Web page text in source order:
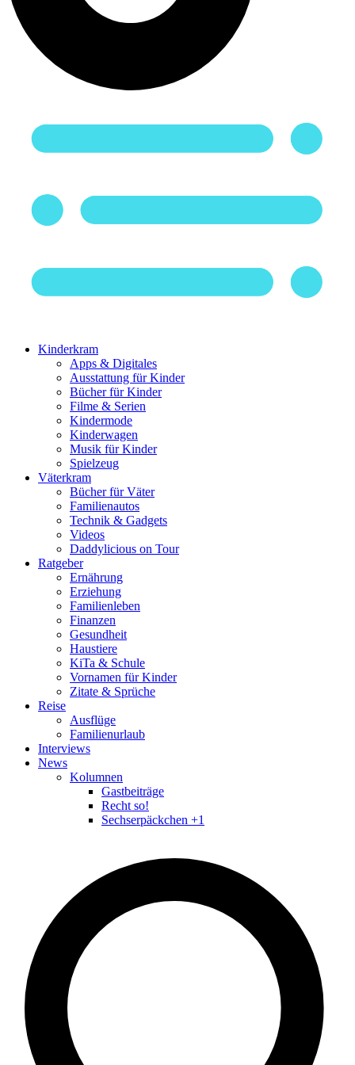
Kinderkram
Apps & Digitales
Ausstattung für Kinder
Bücher für Kinder
Filme & Serien
Kindermode
Kinderwagen
Musik für Kinder
Spielzeug
Väterkram
Bücher für Väter
Familienautos
Technik & Gadgets
Videos
Daddylicious on Tour
Ratgeber
Ernährung
Erziehung
Familienleben
Finanzen
Gesundheit
Haustiere
KiTa & Schule
Vornamen für Kinder
Zitate & Sprüche
Reise
Ausflüge
Familienurlaub
Interviews
News
Kolumnen
Gastbeiträge
Recht so!
Sechserpäckchen +1